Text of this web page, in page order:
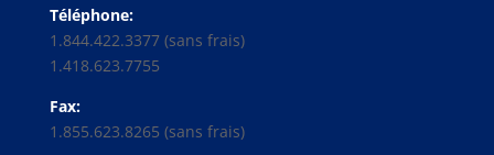
Téléphone:
1.844.422.3377 (sans frais)
1.418.623.7755
Fax:
1.855.623.8265 (sans frais)